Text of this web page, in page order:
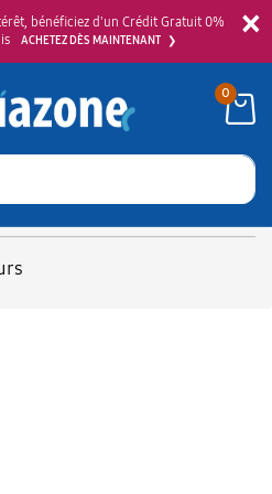
×
bénéficiez d'un Crédit Gratuit 0%
ACHETEZ DÈS MAINTENANT
0